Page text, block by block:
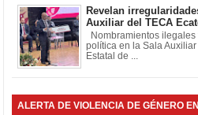
Revelan
Auxiliar del TECA
Nombramientos ilegales
política en la Sala Auxiliar
Estatal de ...
ALERTA DE VIOLENCIA DE GÉNERO